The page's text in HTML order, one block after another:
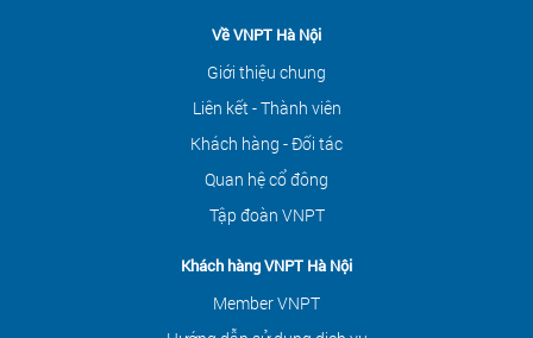
Về VNPT Hà Nội
Giới thiệu chung
Liên kết - Thành viên
Khách hàng - Đối tác
Quan hệ cổ đông
Tập đoàn VNPT
Khách hàng VNPT Hà Nội
Member VNPT